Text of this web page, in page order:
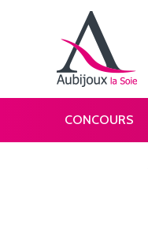
CONCOURS